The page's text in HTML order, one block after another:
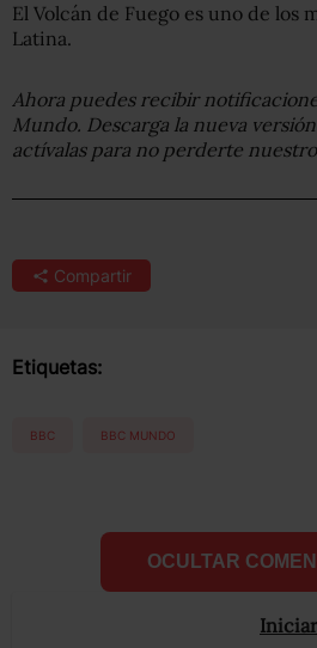
El Volcán de Fuego es uno de los
Latina.
Ahora puedes recibir
Mundo. Descarga la nueva
actívalas para no perderte
Compartir
Etiquetas:
BBC BBC MUNDO
OCULTAR